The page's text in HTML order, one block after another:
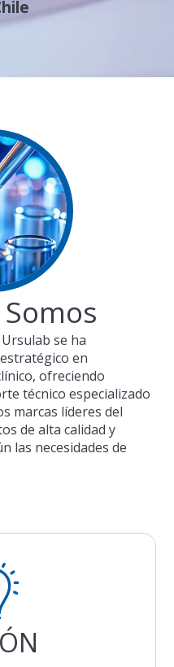
se ha
en
ofreciendo
técnico especializado
marcas líderes del
de alta calidad y
las necesidades de